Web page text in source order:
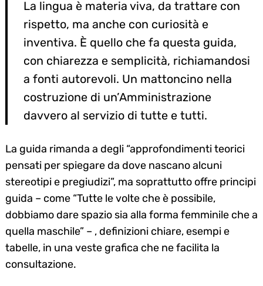
La lingua è materia viva, da trattare con
rispetto, ma anche con curiosità e
inventiva. È quello che fa questa guida,
con chiarezza e semplicità, richiamandosi
a fonti autorevoli. Un mattoncino nella
costruzione di un’Amministrazione
davvero al servizio di tutte e tutti.
La guida rimanda a degli “approfondimenti teorici
pensati per spiegare da dove nascano alcuni
stereotipi e pregiudizi”, ma soprattutto offre principi
guida – come “Tutte le volte che è possibile,
dobbiamo dare spazio sia alla forma femminile che a
quella maschile” – , definizioni chiare, esempi e
tabelle, in una veste grafica che ne facilita la
consultazione.